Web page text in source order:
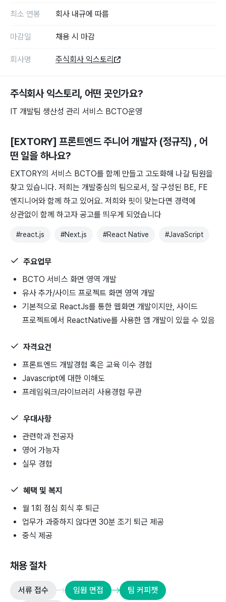
주식회사 익스토리 , 어떤 곳인가요?
IT 개발팀 생산성 관리 서비스 BCTO운영
[EXTORY] 프론트엔드 주니어 개발자 (정규직) , 어
떤 일을 하나요?
EXTORY의 서비스 BCTO를 함께 만들고 고도화해 나갈 팀원을
찾고 있습니다. 저희는 개발중심의 팀으로서, 잘 구성된 BE, FE
엔지니어와 함께 하고 있어요. 저희와 핏이 맞는다면 경력에
상관없이 함께 하고자 공고를 띄우게 되었습니다
#react.js #Next.js #React Native #JavaScript
주요업무
BCTO 서비스 화면 영역 개발
유사 추가/사이드 프로젝트 화면 영역 개발
기본적으로 ReactJs를 통한 웹화면 개발이지만, 사이드
프로젝트에서 ReactNative를 사용한 앱 개발이 있을 수 있음
자격요건
프론트엔드 개발경험 혹은 교육 이수 경험
Javascript에 대한 이해도
프레임워크/라이브러리 사용경험 무관
우대사항
관련학과 전공자
영어 가능자
실무 경험
혜택 및 복지
월 1회 점심 회식 후 퇴근
업무가 과중하지 않다면 30분 조기 퇴근 제공
중식 제공
채용 절차
서류 접수 임원 면접 팀 커피챗
최소 연봉 회사 내규에 따름
마감일 채용 시 마감
회사명 주식회사 익스토리